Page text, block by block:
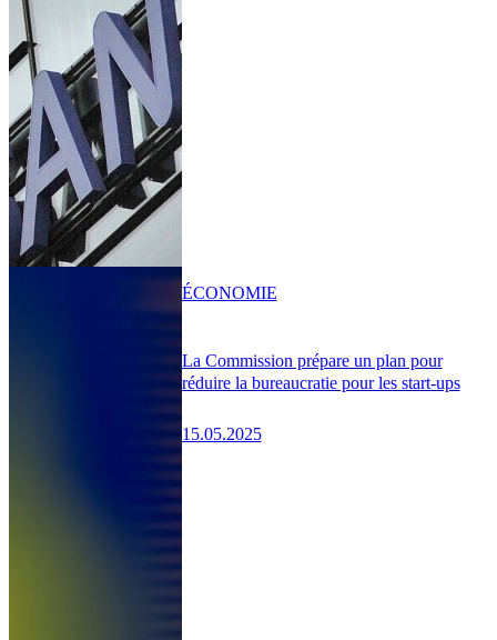
La Commission prépare un plan pour
réduire la bureaucratie pour les start-ups
15.05.2025
ÉCONOMIE